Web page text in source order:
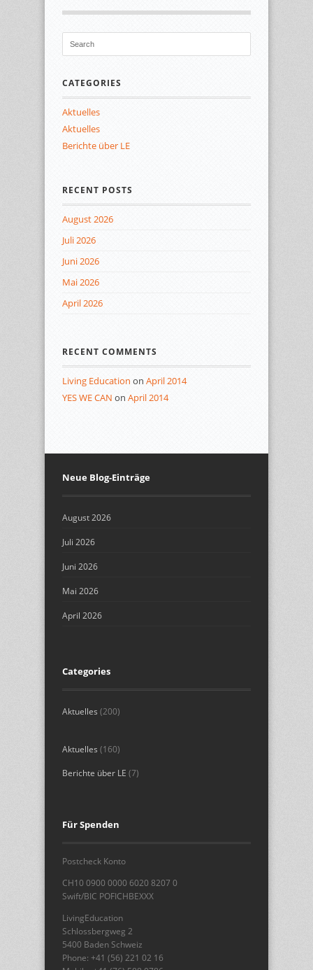
CATEGORIES
Aktuelles
Aktuelles
Berichte über LE
RECENT POSTS
August 2026
Juli 2026
Juni 2026
Mai 2026
April 2026
RECENT COMMENTS
Living Education on April 2014
YES WE CAN on April 2014
Neue Blog-Einträge
August 2026
Juli 2026
Juni 2026
Mai 2026
April 2026
Categories
Aktuelles (200)
Aktuelles (160)
Berichte über LE (7)
Für Spenden
Postcheck Konto
CH10 0900 0000 6020 8207 0
Swift/BIC POFICHBEXXX
LivingEducation
Schlossbergweg 2
5400 Baden Schweiz
Phone: +41 (56) 221 02 16